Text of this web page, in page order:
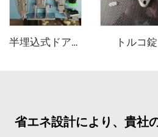
半埋込式ドアヒンジとドアオープナー トルコ錠
省エネ設計により、貴社